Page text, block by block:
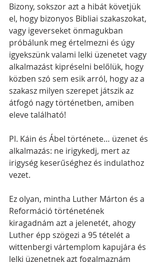
Bizony, sokszor azt a hibát követjük
el, hogy bizonyos Bibliai szakaszokat,
vagy igeverseket önmagukban
próbálunk meg értelmezni és úgy
igyekszünk valami lelki üzenetet vagy
alkalmazást kipréselni belőlük, hogy
közben szó sem esik arról, hogy az a
szakasz milyen szerepet játszik az
átfogó nagy történetben, amiben
eleve található!
Pl. Káin és Ábel története… üzenet és
alkalmazás: ne irigykedj, mert az
irigység keserűséghez és indulathoz
vezet.
Ez olyan, mintha Luther Márton és a
Reformáció történetének
kiragadnám azt a jelenetét, ahogy
Luther épp szögezi a 95 tételét a
wittenbergi vártemplom kapujára és
lelki üzenetnek azt fogalmaznám